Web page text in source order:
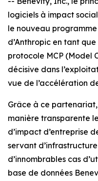
logiciels à impact
le nouveau programme
d’Anthropic en tant
protocole MCP (Model
décisive dans
vue de l’accélération
Grâce à ce
manière transparente
d’impact d’entreprise
servant
d’innombrables cas
base de données